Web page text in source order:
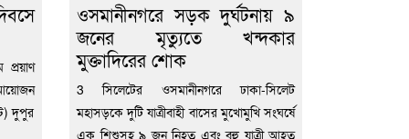
প্রয়াণ
দুপুর
ওসমানীনগরে সড়ক দুর্ঘটনায় ৯
জনের মৃত্যুতে খন্দকার
মুক্তাদিরের শোক
3 সিলেটের ওসমানীনগরে ঢাকা-সিলেট
মহাসড়কে দুটি যাত্রীবাহী বাসের মুখোমুখি সংঘর্ষে
এক শিশুসহ ৯ জন নিহত এবং বহু যাত্রী আহত